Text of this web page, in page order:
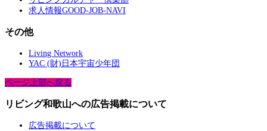
求人情報GOOD-JOB-NAVI
その他
Living Network
YAC (財)日本宇宙少年団
ページ上部へ戻る
リビング和歌山への広告掲載について
広告掲載について